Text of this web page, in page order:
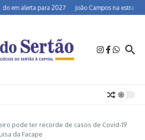
em alerta para 2027 João Campos na estrada
pode ter recorde de casos de Covid-19
da Facape